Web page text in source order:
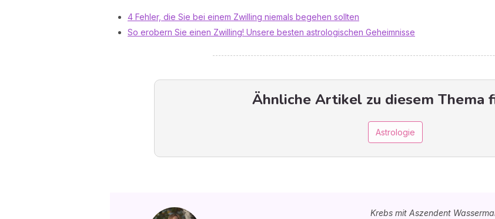
4 Fehler, die Sie bei einem Zwilling niemals begehen sollten
So erobern Sie einen Zwilling! Unsere besten astrologischen Geheimnisse
Ähnliche Artikel zu diesem Thema
Astrologie
Krebs mit Aszendent